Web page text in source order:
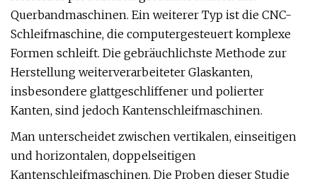
Querbandmaschinen. Ein weiterer Typ ist die CNC-
Schleifmaschine, die computergesteuert komplexe
Formen schleift. Die gebräuchlichste Methode zur
Herstellung weiterverarbeiteter Glaskanten,
insbesondere glattgeschliffener und polierter
Kanten, sind jedoch Kantenschleifmaschinen.
Man unterscheidet zwischen vertikalen, einseitigen
und horizontalen, doppelseitigen
Kantenschleifmaschinen. Die Proben dieser Studie